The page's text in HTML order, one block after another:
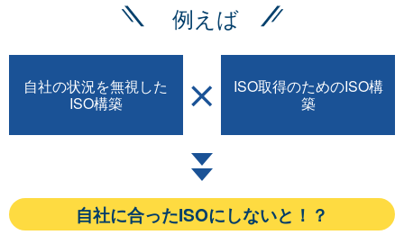
例えば
自社の状況を無視した
ISO構築
ISO取得のためのISO構
築
自社に合ったISOにしないと！？